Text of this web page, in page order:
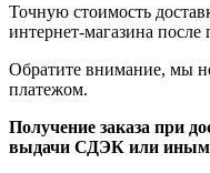
Точную стоимость
интернет-магазина после
Обратите внимание, мы
платежом.
Получение заказа при
выдачи СДЭК или иным